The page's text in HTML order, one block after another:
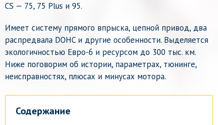
CS — 75, 75 Plus и 95.
Имеет систему прямого впрыска, цепной привод, два
распредвала DOHC и другие особенности. Выделяется
экологичностью Евро-6 и ресурсом до 300 тыс. км.
Ниже поговорим об истории, параметрах, тюнинге,
неисправностях, плюсах и минусах мотора.
Содержание